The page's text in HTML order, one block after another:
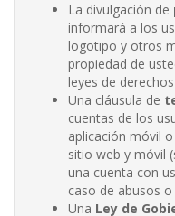
La divulgación de
informará a los
logotipo y otros
propiedad de
leyes de
Una cláusula de
cuentas de los
aplicación móvil
sitio web y móvil
una cuenta con
caso de abusos
Una Ley de